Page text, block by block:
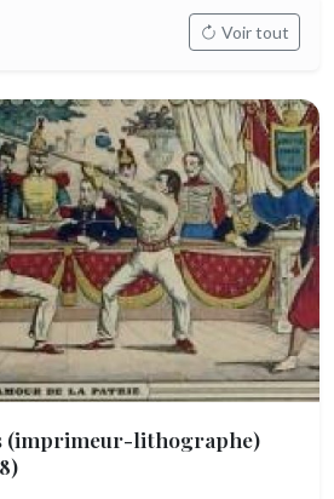
Voir tout
(imprimeur-lithographe)